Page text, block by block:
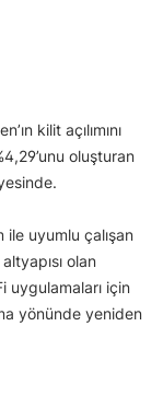
kilit açılımını
oluşturan
uyumlu çalışan
olan
uygulamaları için
yönünde yeniden